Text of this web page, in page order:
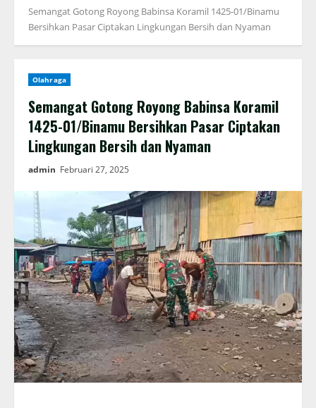
Semangat Gotong Royong Babinsa Koramil 1425-01/Binamu
Bersihkan Pasar Ciptakan Lingkungan Bersih dan Nyaman
Olahraga
Semangat Gotong Royong Babinsa Koramil
1425-01/Binamu Bersihkan Pasar Ciptakan
Lingkungan Bersih dan Nyaman
admin Februari 27, 2025